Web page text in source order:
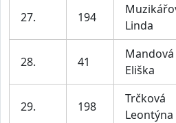
27. 194
Linda
28. 41
Mandová
Eliška
29. 198
Trčková
Leontýna